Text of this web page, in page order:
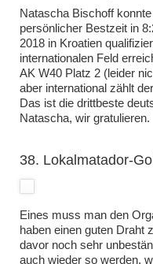
Natascha Bischoff
persönlicher Bestzeit in
2018 in Kroatien
internationalen Feld
AK W40 Platz 2 (leider
aber international zählt
Das ist die drittbeste
Natascha, wir gratulieren.
38. Lokalmatador-
Eines muss man den
haben einen guten Draht
davor noch sehr
auch wieder so werden,